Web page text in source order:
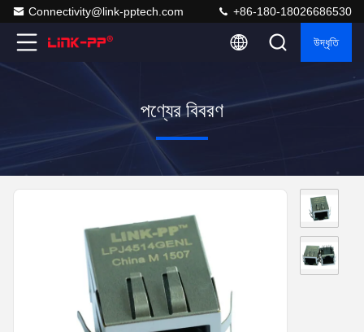
Connectivity@link-pptech.com +86-180-18026686530
উদ্ধৃতি
পণ্যের বিবরণ